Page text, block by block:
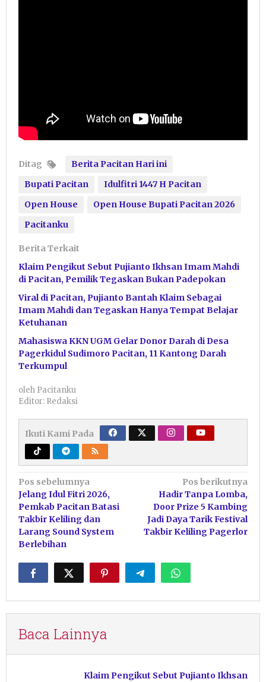
Ditag
Berita Pacitan Hari ini
Bupati Pacitan
Idulfitri 1447 H Pacitan
Open House
Open House Bupati Pacitan 2026
Pacitanku
Berita Terkait
Klaim Pengikut Sebut Pujianto Ikhsan Imam Mahdi
di Pacitan, Pemilik Tegaskan Bukan Padepokan
Viral di Pacitan, Pujianto Bantah Klaim Sebagai
Imam Mahdi dan Tegaskan Hanya Tempat Belajar
Ketuhanan
Mahasiswa KKN UGM Gelar Donor Darah di Desa
Pagerkidul Sudimoro Pacitan, 11 Kantong Darah
Terkumpul
oleh Pacitanku
Editor: Redaksi
Ikuti Kami Pada
Navigasi
pos
Pos sebelumnya
Jelang Idul Fitri 2026,
Pemkab Pacitan Batasi
Takbir Keliling dan
Larang Sound System
Berlebihan
Pos berikutnya
Hadir Tanpa Lomba,
Door Prize 5 Kambing
Jadi Daya Tarik Festival
Takbir Keliling Pagerlor
Baca Lainnya
Klaim Pengikut Sebut Pujianto Ikhsan